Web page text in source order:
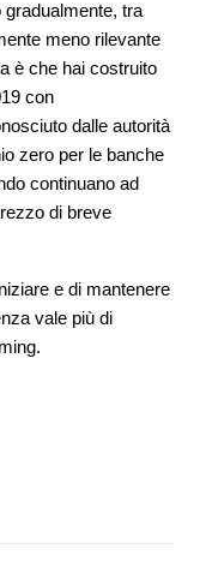
gradualmente, tra
meno rilevante
è che hai costruito
con
dalle autorità
zero per le banche
continuano ad
di breve
e di mantenere
vale più di